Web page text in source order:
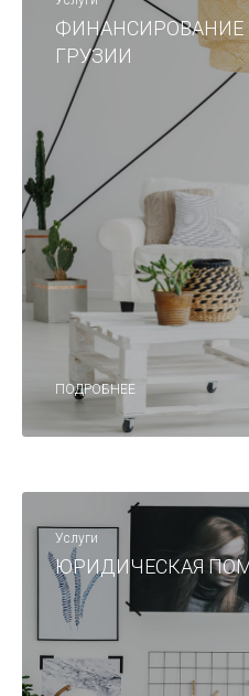
ГРУЗИИ
ПОДРОБНЕЕ
Услуги
ЮРИДИЧЕСКАЯ